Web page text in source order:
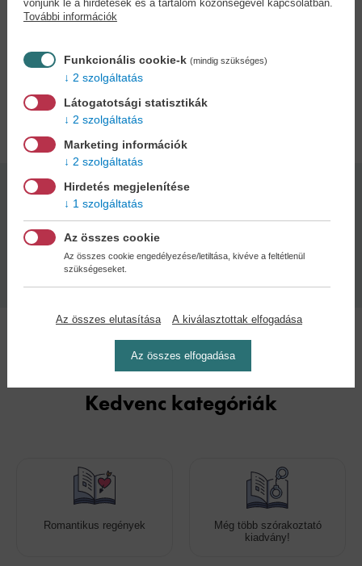
megismerkedve pedig arra is rájön, hogy páratlan tehetség
regényében Jess olyan tevékeny, alkotó életért küzd, amelyben
marad helye a szerelemnek is.
Adatok
puha kötés
Kiadás dátuma:
2026
Kedvenc kategóriák
Romantikus regények
Még több szórakoztató
kiadvány!
vonjunk le a hirdetések és a tartalom közönségével kapcsolatban.
További információk
Funkcionális cookie-k (mindig szükséges)
2 szolgáltatás
Látogatotsági statisztikák
2 szolgáltatás
Marketing információk
2 szolgáltatás
Hirdetés megjelenítése
1 szolgáltatás
Az összes cookie
Az összes cookie engedélyezése/letiltása, kivéve a feltétlenül
szükségeseket.
Az összes elutasítása A kiválasztottak elfogadása
Az összes elfogadása